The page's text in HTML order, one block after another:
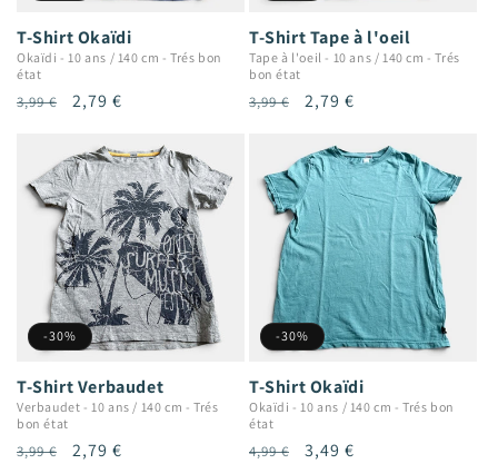
T-Shirt Okaïdi
Okaïdi - 10 ans / 140 cm -Trés bon
état
Prix
3,99 €
Prix
2,79 €
T-Shirt Tape à l'oeil
Tape à l'oeil - 10 ans / 140 cm -Trés
bon état
Prix
3,99 €
Prix
2,79 €
-30%
T-Shirt Verbaudet
Verbaudet - 10 ans / 140 cm -Trés
bon état
Prix
3,99 €
Prix
2,79 €
-30%
T-Shirt Okaïdi
Okaïdi - 10 ans / 140 cm -Trés bon
état
Prix
4,99 €
Prix
3,49 €